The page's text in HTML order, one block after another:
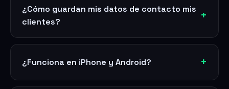
¿Cómo guardan mis datos de contacto mis
clientes?
¿Funciona en iPhone y Android?